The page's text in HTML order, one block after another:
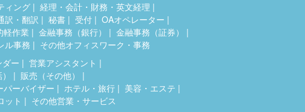
ィング
経理・会計・財務・英文経理
訳・翻訳 秘書 受付
OAオペレーター
軽作業 金融事務（銀行）
金融事務（証券）
ル事務 その他オフィスワーク・事務
ー
営業アシスタント
販売（その他）
パーバイザー ホテル・旅行
美容・エステ
ット その他営業・サービス